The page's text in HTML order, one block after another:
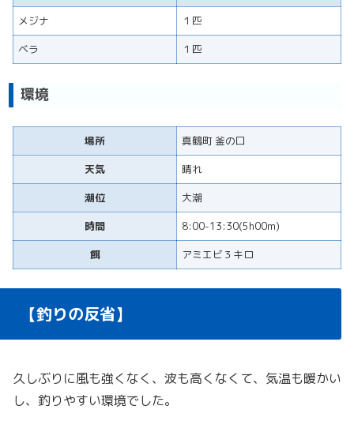
メジナ
１匹
ベラ
１匹
環境
場所
真鶴町 釜の口
天気
晴れ
潮位
大潮
時間
8:00-13:30(5h00m)
餌
アミエビ３キロ
【釣りの反省】
久しぶりに風も強くなく、波も高くなくて、気温も暖かい
し、釣りやすい環境でした。